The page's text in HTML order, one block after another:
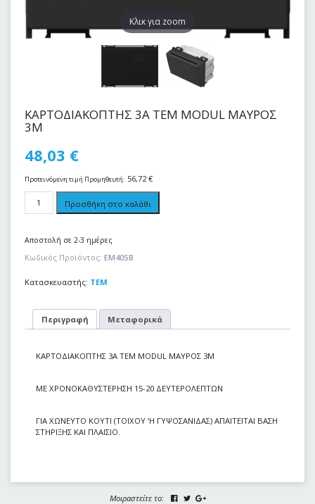
Kλικ για zoom
ΚΑΡΤΟΔΙΑΚΟΠΤΗΣ 3Α ΤΕΜ MODUL ΜΑΥΡΟΣ
3Μ
48,03 €
Προτεινόμενη τιμή Προμηθευτή: 56,72€
Προσθήκη στο καλάθι
Αποστολή σε 2-3 ημέρες
Κωδικός Προϊόντος: EM40SB
Κατασκευαστής: TEM
Περιγραφή Μεταφορικά
ΚΑΡΤΟΔΙΑΚΟΠΤΗΣ 3Α ΤΕΜ MODUL ΜΑΥΡΟΣ 3Μ
ΜΕ ΧΡΟΝΟΚΑΘΥΣΤΕΡΗΣΗ 15-20 ΔΕΥΤΕΡΟΛΕΠΤΩΝ
ΓΙΑ ΧΩΝΕΥΤΟ ΚΟΥΤΙ (ΤΟΙΧΟΥ ‘Η ΓΥΨΟΣΑΝΙΔΑΣ) ΑΠΑΙΤΕΙΤΑΙ ΒΑΣΗ
ΣΤΗΡΙΞΗΣ ΚΑΙ ΠΛΑΙΣΙΟ.
Μοιραστείτε το: